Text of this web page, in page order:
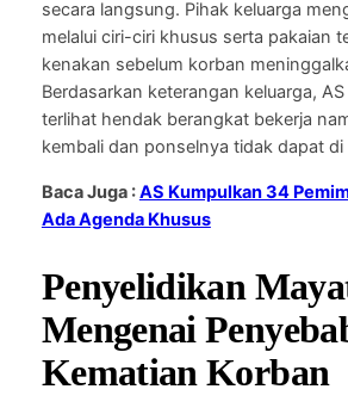
secara langsung. Pihak keluarga
melalui ciri-ciri khusus serta pakaian
kenakan sebelum korban
Berdasarkan keterangan keluarga,
terlihat hendak berangkat bekerja
kembali dan ponselnya tidak dapat di
Baca Juga :AS Kumpulkan 34
Ada Agenda Khusus
Penyelidikan
Mengenai
Kematian Korban